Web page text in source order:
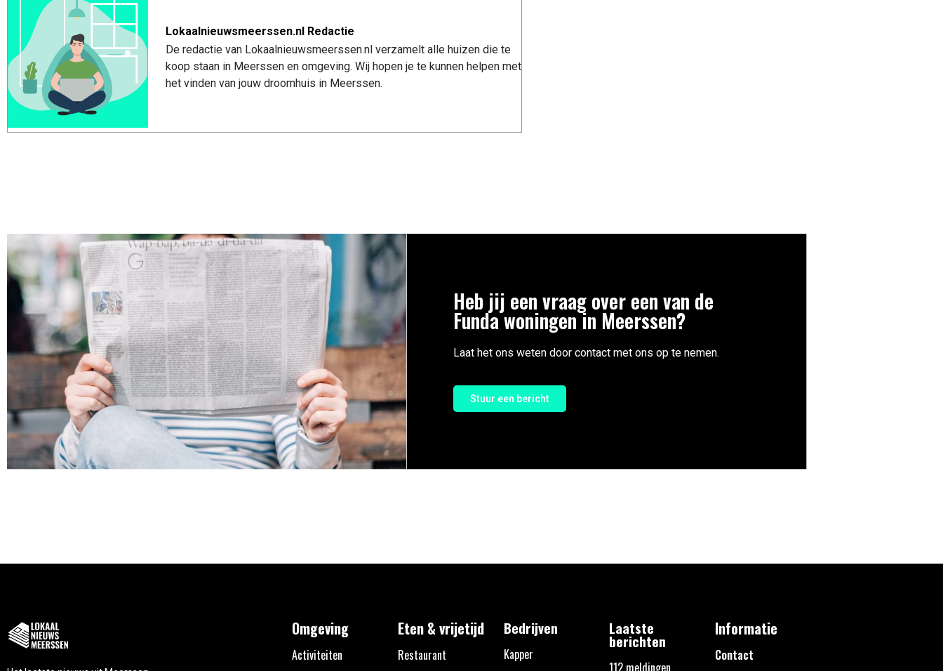
Lokaalnieuwsmeerssen.nl Redactie
De redactie van Lokaalnieuwsmeerssen.nl verzamelt alle huizen die te
koop staan in Meerssen en omgeving. Wij hopen je te kunnen helpen met
het vinden van jouw droomhuis in Meerssen.
Heb jij een vraag over een van de
Funda woningen in Meerssen?
Laat het ons weten door contact met ons op te nemen.
Stuur een bericht
Omgeving
Activiteiten
Eten & vrijetijd
Restaurant
Bedrijven
Kapper
Laatste
berichten
Informatie
Contact